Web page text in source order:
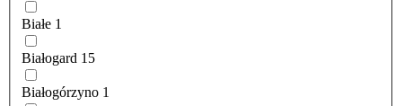
Białe 1
Białogard 15
Białogórzyno 1